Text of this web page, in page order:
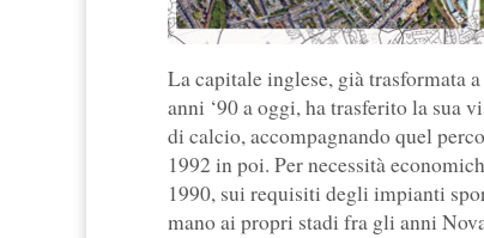
La capitale inglese, già trasformata
anni ‘90 a oggi, ha trasferito la sua
di calcio, accompagnando quel
1992 in poi. Per necessità
1990, sui requisiti degli impianti
mano ai propri stadi fra gli anni